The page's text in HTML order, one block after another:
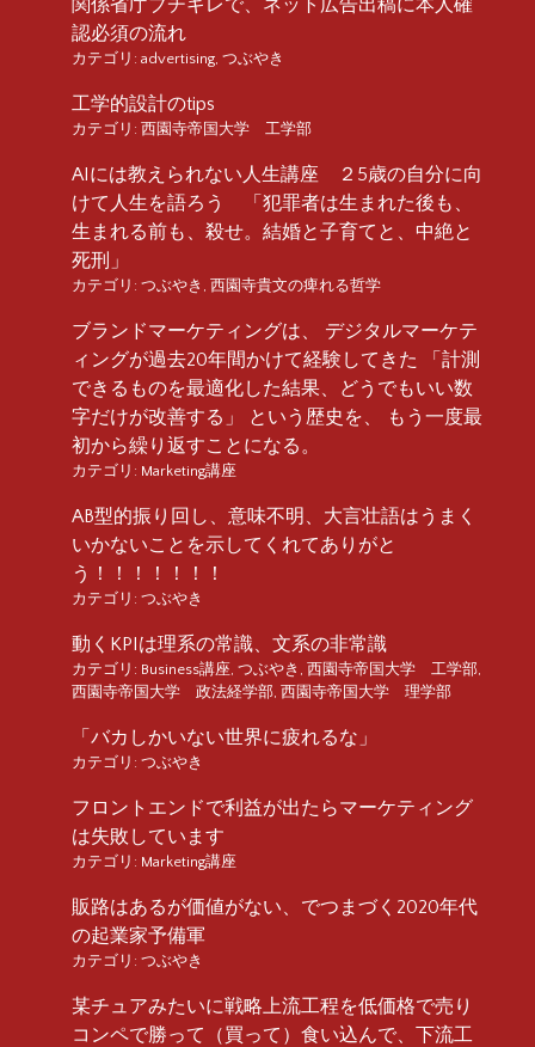
関係省庁ブチギレで、ネット広告出稿に本人確
認必須の流れ
カテゴリ: advertising, つぶやき
工学的設計のtips
カテゴリ: 西園寺帝国大学 工学部
AIには教えられない人生講座 ２5歳の自分に向
けて人生を語ろう 「犯罪者は生まれた後も、
生まれる前も、殺せ。結婚と子育てと、中絶と
死刑」
カテゴリ: つぶやき , 西園寺貴文の痺れる哲学
ブランドマーケティングは、 デジタルマーケテ
ィングが過去20年間かけて経験してきた 「計測
できるものを最適化した結果、どうでもいい数
字だけが改善する」 という歴史を、 もう一度最
初から繰り返すことになる。
カテゴリ: Marketing講座
AB型的振り回し、意味不明、大言壮語はうまく
いかないことを示してくれてありがと
う！！！！！！！
カテゴリ: つぶやき
動くKPIは理系の常識、文系の非常識
カテゴリ: Business講座, つぶやき , 西園寺帝国大学 工学部,
西園寺帝国大学 政法経学部, 西園寺帝国大学 理学部
「バカしかいない世界に疲れるな」
カテゴリ: つぶやき
フロントエンドで利益が出たらマーケティング
は失敗しています
カテゴリ: Marketing講座
販路はあるが価値がない、でつまづく2020年代
の起業家予備軍
カテゴリ: つぶやき
某チュアみたいに戦略上流工程を低価格で売り
コンペで勝って（買って）食い込んで、下流工